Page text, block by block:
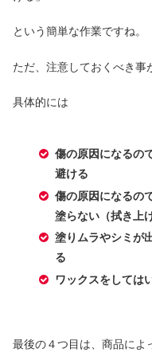
という簡単な作業ですね。
ただ、注意しておくべき事
具体的には
傷の原因になるの
避ける
傷の原因になるの
塗らない（拭き上
塗りムラやシミが
る
ワックスをしては
最後の４つ目は、商品によ